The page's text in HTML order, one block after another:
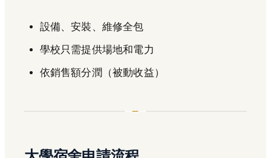
設備、安裝、維修全包
學校只需提供場地和電力
依銷售額分潤（被動收益）